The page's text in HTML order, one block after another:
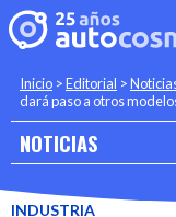
Inicio >Editorial >
dará paso a otros
NOTICIAS
INDUSTRIA